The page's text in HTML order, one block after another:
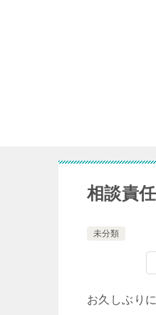
相談責任
未分類
お久しぶり